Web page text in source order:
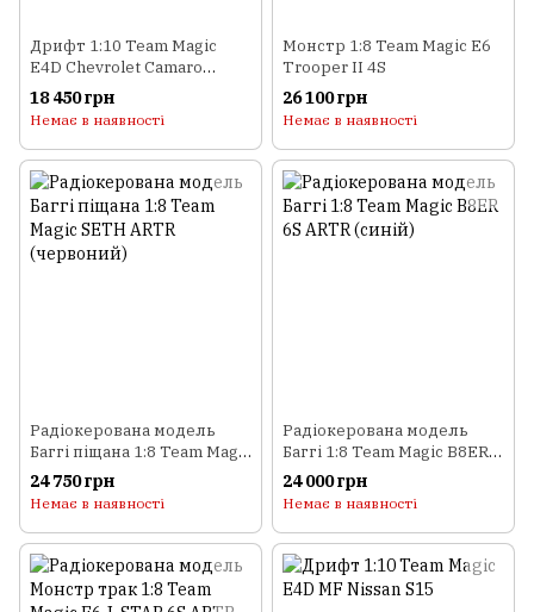
Дрифт 1:10 Team Magic
E4D Chevrolet Camaro
(жовтий)
18 450 грн
Немає в наявності
Монстр 1:8 Team Magic E6
Trooper II 4S
26 100 грн
Немає в наявності
Радіокерована модель
Баггі піщана 1:8 Team Magic
SETH ARTR (червоний)
24 750 грн
Немає в наявності
Радіокерована модель
Баггі 1:8 Team Magic B8ER
6S ARTR (синій)
24 000 грн
Немає в наявності